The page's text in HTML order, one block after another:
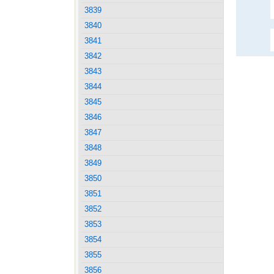
3839
3840
3841
3842
3843
3844
3845
3846
3847
3848
3849
3850
3851
3852
3853
3854
3855
3856